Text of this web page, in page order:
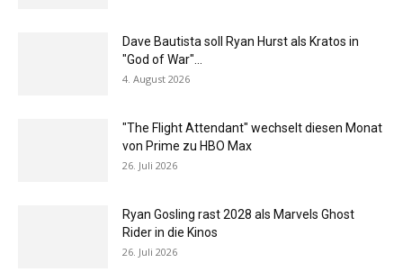
Dave Bautista soll Ryan Hurst als Kratos in
"God of War"...
4. August 2026
"The Flight Attendant" wechselt diesen Monat
von Prime zu HBO Max
26. Juli 2026
Ryan Gosling rast 2028 als Marvels Ghost
Rider in die Kinos
26. Juli 2026